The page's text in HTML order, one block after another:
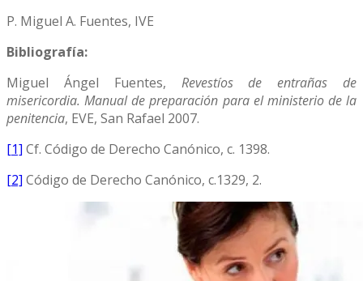
P. Miguel A. Fuentes, IVE
Bibliografía:
Miguel Ángel Fuentes, Revestíos de entrañas de
misericordia. Manual de preparación para el ministerio de la
penitencia, EVE, San Rafael 2007.
[1] Cf. Código de Derecho Canónico, c. 1398.
[2] Código de Derecho Canónico, c.1329, 2.